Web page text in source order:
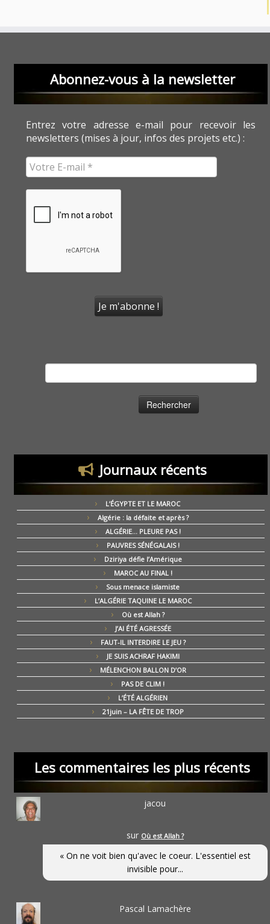
Abonnez-vous à la newsletter
Entrez votre adresse e-mail pour recevoir les
newsletters (mises à jour, infos des projets etc.) :
Journaux récents
L’ÉGYPTE ET LE MAROC
Algérie : la défaite et après ?
ALGÉRIE… PLEURE PAS !
PAUVRES SÉNÉGALAIS !
Dziriya défie l’Amérique
MAROC AU FINAL !
Sous menace islamiste
L’ALGÉRIE TAQUINE LE MAROC
Où est Allah ?
J’AI ÉTÉ AGRESSÉE
FAUT-IL INTERDIRE LE JEU ?
JE SUIS ACHRAF HAKIMI
MÉLENCHON BALLON D’OR
PAS DE CLIM !
L’ÉTÉ ALGÉRIEN
21juin – LA FÊTE DE TROP
Les commentaires les plus récents
jacou
sur Où est Allah ?
« On ne voit bien qu'avec le coeur. L'essentiel est
invisible pour...
Pascal Lamachère